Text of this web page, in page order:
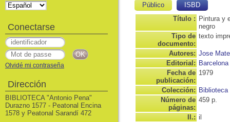
Público
ISBD
Título : Pintura y
negro
Tipo de
documento:
texto
Autores: Jose
Editorial:
Fecha de
publicación:
1979
Colección: Biblioteca
Número de
páginas:
459 p.
Il.: il
Conectarse
Olvidé mi contraseña
Dirección
BIBLIOTECA "Antonio Pena"
Durazno 1577 - Peatonal Encina
1578 y Peatonal Sarandí 472